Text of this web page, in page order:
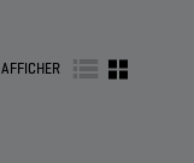
AFFICHER